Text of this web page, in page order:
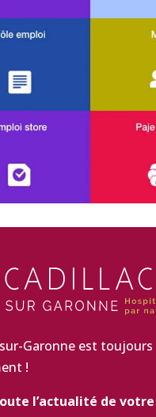
Garonne est toujours
!
l’actualité de